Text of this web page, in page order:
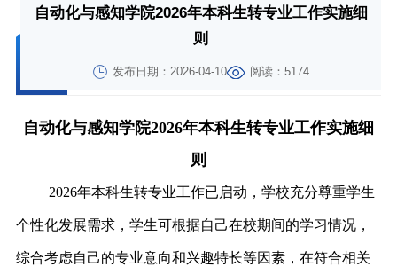
自动化与感知学院2026年本科生转专业工作实施细
则
发布日期：2026-04-10 阅读：5174
自动化与感知学院2026年本科生转专业工作实施细
则
2026年本科生转专业工作已启动，学校充分尊重学生
个性化发展需求，学生可根据自己在校期间的学习情况，
综合考虑自己的专业意向和兴趣特长等因素，在符合相关